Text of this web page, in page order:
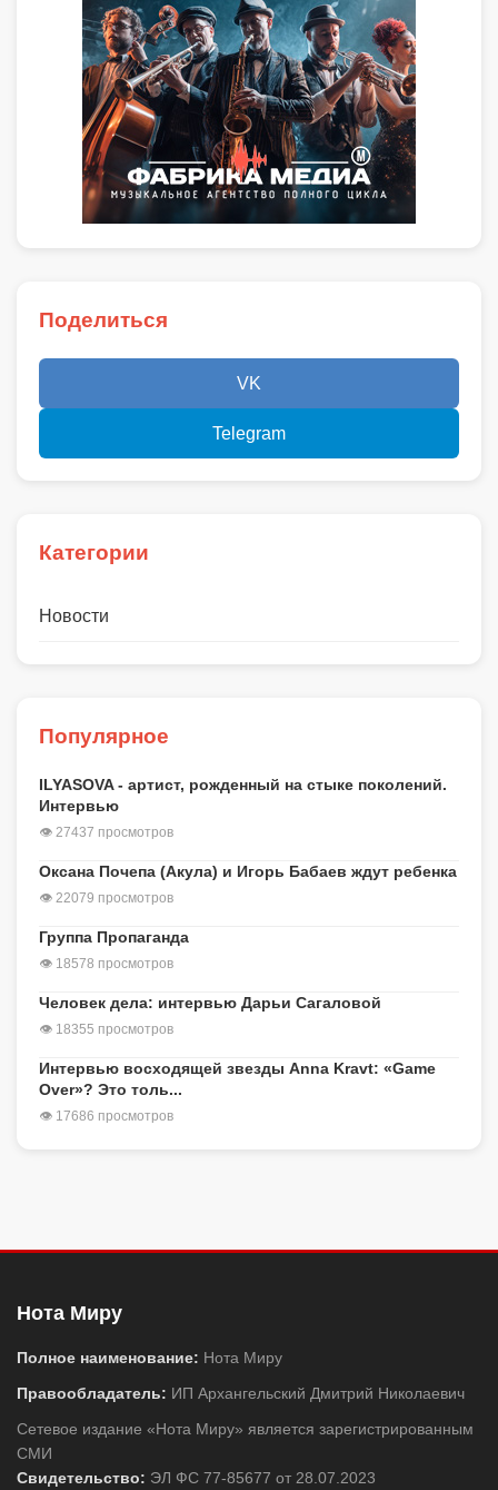
Поделиться
VK
Telegram
Категории
Новости
Популярное
ILYASOVA - артист, рожденный на стыке поколений.
Интервью
👁 27437 просмотров
Оксана Почепа (Акула) и Игорь Бабаев ждут ребенка
👁 22079 просмотров
Группа Пропаганда
👁 18578 просмотров
Человек дела: интервью Дарьи Сагаловой
👁 18355 просмотров
Интервью восходящей звезды Anna Kravt: «Game
Over»? Это толь...
👁 17686 просмотров
Нота Миру
Полное наименование: Нота Миру
Правообладатель: ИП Архангельский Дмитрий Николаевич
Сетевое издание «Нота Миру» является зарегистрированным
СМИ
Свидетельство: ЭЛ ФС 77-85677 от 28.07.2023